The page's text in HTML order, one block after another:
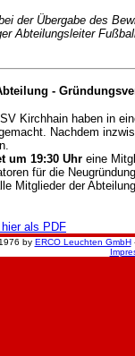
der Übergabe des
Abteilungsleiter
-
Kirchhain haben in
Nachdem
um 19:30 Uhr eine
für die
Mitglieder der
als PDF
by ERCO Leuchten GmbH